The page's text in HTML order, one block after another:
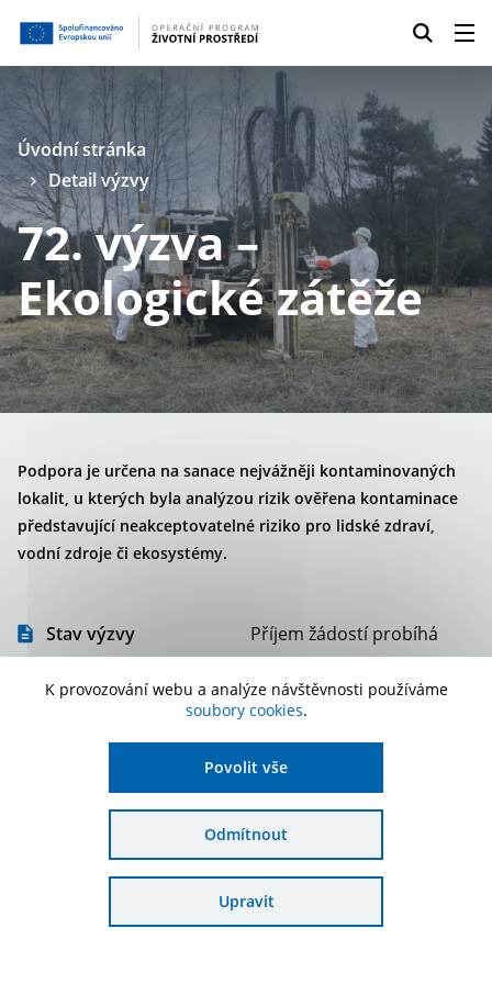
Úvodní stránka
Detail výzvy
72. výzva –
Ekologické zátěže
Podpora je určena na sanace nejvážněji kontaminovaných
lokalit, u kterých byla analýzou rizik ověřena kontaminace
představující neakceptovatelné riziko pro lidské zdraví,
vodní zdroje či ekosystémy.
Stav výzvy
Příjem žádostí probíhá
Druh výzvy
Průběžná
1 700 000 000 Kč
Podat žádost
Správa žádostí
K provozování webu a analýze návštěvnosti používáme
soubory cookies.
Povolit vše
Odmítnout
Upravit